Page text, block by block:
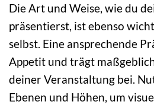
Die Art und Weise, wie du
präsentierst, ist ebenso
selbst. Eine ansprechende
Appetit und trägt
deiner Veranstaltung bei.
Ebenen und Höhen, um